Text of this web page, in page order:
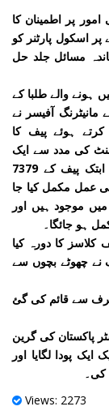
پر اطمینان کا
پر اسکول پارٹنر کو
مسائل جلد حل
ہونے والے طلبا کے
آفیسر نے
ہوئے پیف کا
کی مدد سے ایک
ایک بچے کو تصدیقی عمل سے گزار رہا ہے۔ اور ابتک پیف کے 7379
تصدیقی عمل مکمل کیا جا
فیلڈ میں موجود ہیں اور
ہو جائگا۔
کا دورہ کیا
نے چھوٹے بچوں سے
سے قائم کی گئ
پاکستان کی گرین
پودا لگایا اور
کی۔
Views: 2273